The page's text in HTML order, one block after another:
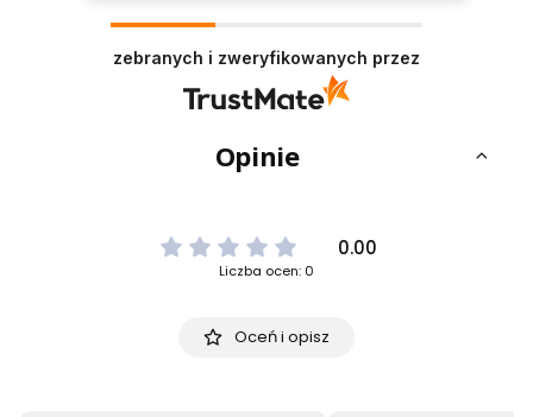
klientów takich jak Ty i jesteśmy zadowoleni, że
nam się udało. Mamy nadzieję, że do nas wrócisz
:) Pozdrawiamy
zebranych i zweryfikowanych przez
Opinie
0.00
Liczba ocen: 0
Oceń i opisz